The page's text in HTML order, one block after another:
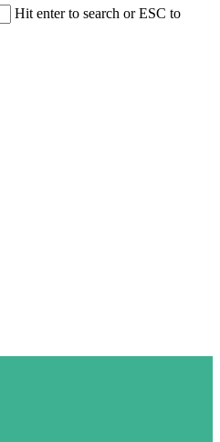
Hit enter to search or ESC to